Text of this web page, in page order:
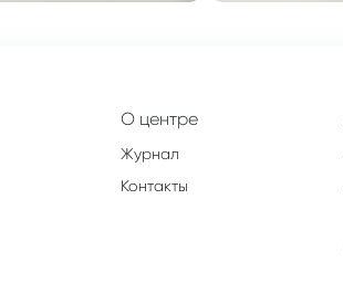
О центре
Журнал
Контакты